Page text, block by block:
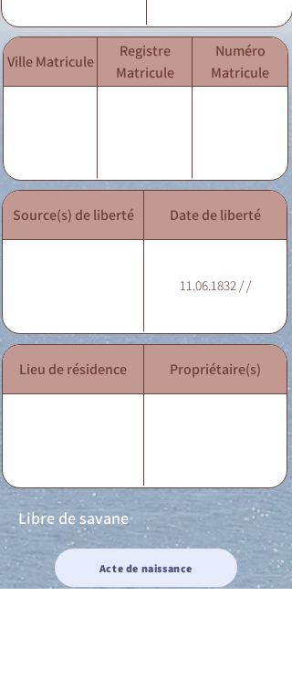
Ville Matricule
Registre
Matricule
Numéro
Matricule
Source(s) de liberté Date de liberté
11.06.1832 / /
Lieu de résidence Propriétaire(s)
Libre de savane
Acte de naissance